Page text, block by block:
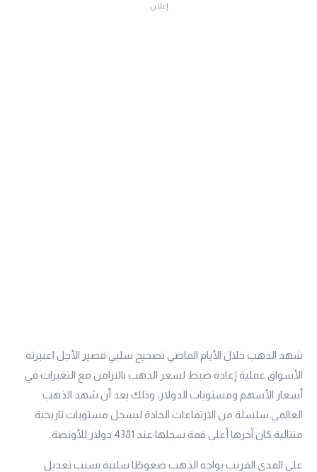
إعلان
شهد الذهب خلال الأيام الماضي تصحيح سلبي قصير الأجل اعتبرته
الأسواق عملية إعادة ضبط لسعر الذهب بالتزامن مع التغيرات في
أسعار الأسهم ومستويات الدولار، وذلك بعد أن شهد الذهب
العالمي سلسلة من الارتفاعات الحادة ليسجل مستويات تاريخية
متتالية كان آخرها أعلى قمة سجلها عند 4381 دولار للأونصة.
على المدى القريب يواجه الذهب ضغوطًا سلبية بسبب تعديل